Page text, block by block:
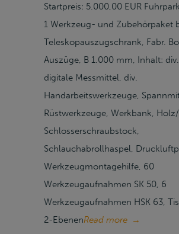
Startpreis: 5.000,00 EUR
1 Werkzeug- und Zubehörpaket
Teleskopauszugschrank, Fabr.
Auszüge, B 1.000 mm, Inhalt:
digitale Messmittel, div.
Handarbeitswerkzeuge,
Rüstwerkzeuge, Werkbank,
Schlosserschraubstock,
Schlauchabrollhaspel,
Werkzeugmontagehilfe, 60
Werkzeugaufnahmen SK 50, 6
Werkzeugaufnahmen HSK 63,
2-EbenenRead more →